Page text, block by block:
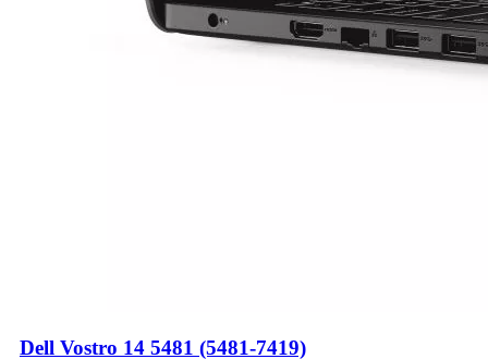
Dell Vostro 14 5481 (5481-7419)